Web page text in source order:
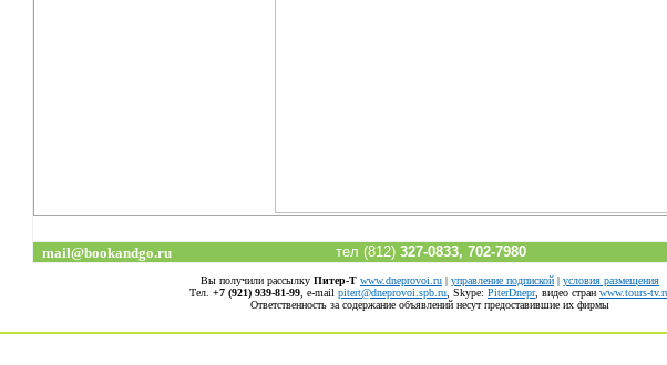
mail@bookandgo.ru тел (812) 327-0833, 702-7980
Вы получили рассылку Питер-Т www.dneprovoi.ru | управление подпиской | условия размещения
Тел. +7 (921) 939-81-99 , е-mail pitert@dneprovoi.spb.ru , Skype: PiterDnepr, видео стран www.tours-
Ответственность за содержание объявлений несут предоставившие их фирмы